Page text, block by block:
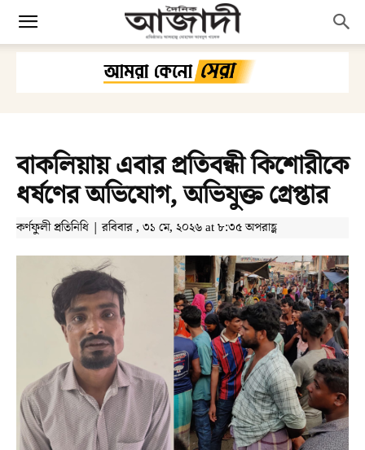
বাকলিয়ায় এবার প্রতিবন্ধী কিশোরীকে
ধর্ষণের অভিযোগ, অভিযুক্ত গ্রেপ্তার
কর্ণফুলী প্রতিনিধি | রবিবার , ৩১ মে, ২০২৬ at ৮:৩৫ অপরাহ্ণ